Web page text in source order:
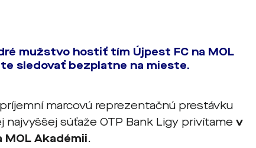
mužstvo hostiť tím Újpest FC na MOL
sledovať bezplatne na mieste.
marcovú reprezentačnú prestávku
najvyššej súťaže OTP Bank Ligy privítamev
MOL Akadémii.